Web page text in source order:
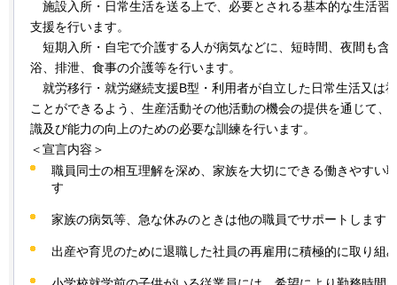
施設入所・日常生活を送る上で、必要とされる基本的な生活習
支援を行います。
短期入所・自宅で介護する人が病気などに、短時間、夜間も含
浴、排泄、食事の介護等を行います。
就労移行・就労継続支援B型・利用者が自立した日常生活又は
ことができるよう、生産活動その他活動の機会の提供を通じて、
識及び能力の向上のための必要な訓練を行います。
＜宣言内容＞
職員同士の相互理解を深め、家族を大切にできる働きやすい
す
家族の病気等、急な休みのときは他の職員でサポートします
出産や育児のために退職した社員の再雇用に積極的に取り組